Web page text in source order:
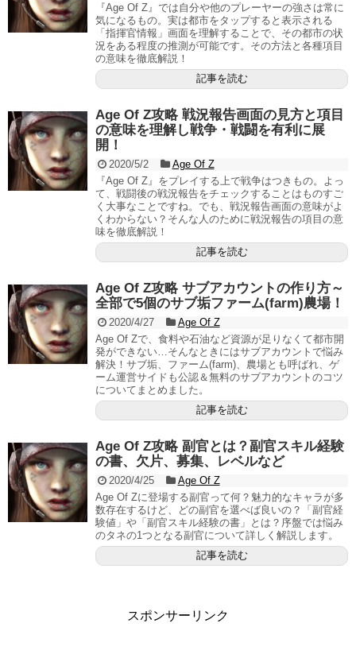
『Age Of Z』では自分や他のプレーヤーの強さは常に
気になるもの。実は都市をタップすると表示される
「指揮官情報」画面を理解することで、その都市の状
況をある程度の推測が可能です。その方法と各種項目
の意味を徹底解説！
記事を読む
Age Of Z攻略 戦況報告画面の見方と項目
の意味を理解し戦争・戦闘を有利に展
開！
2020/5/2
Age Of Z
『Age Of Z』をプレイする上で戦争はつきもの。よっ
て、戦闘後の戦況報告をチェックすることはものすご
く大事なことですね。でも、戦況報告画面の意味がよ
くわからない？そんな人のために戦況報告の項目の意
味を徹底解説！
記事を読む
Age Of Z攻略 サブアカウントの作り方～
全部で5個のサブ垢ファーム(farm)農場！
2020/4/27
Age Of Z
Age Of Zで、食料や石油など資源が足りなくて都市開
発ができない…そんなときにはサブアカウントで悩み
解決！サブ垢、ファーム(farm)、農場とも呼ばれ、ゲ
ーム運営サイドも公認＆無料のサブアカウントのコツ
についてまとめました。
記事を読む
Age Of Z攻略 副官とは？副官スキル経験
の書、欠片、募集、レベルなど
2020/4/25
Age Of Z
Age Of Zに登場する副官って何？魅力的なキャラが多
数存在するけど、どの副官を選べば良いの？「副官経
験値」や「副官スキル経験の書」とは？序盤では悩み
のタネの1つとなる副官について詳しく解説します。
記事を読む
スポンサーリンク